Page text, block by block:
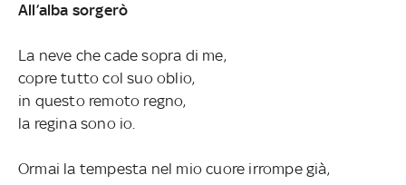
All’alba sorgerò
La neve che cade sopra di me,
copre tutto col suo oblio,
in questo remoto regno,
la regina sono io.
Ormai la tempesta nel mio cuore irrompe già,